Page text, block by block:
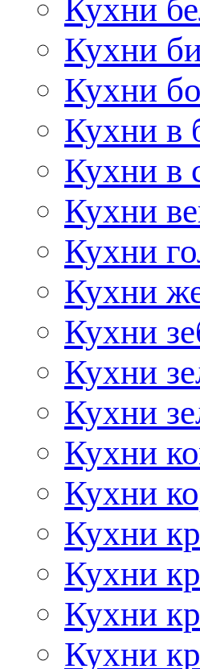
Кухни
Кухни
Кухни
Кухни в
Кухни в
Кухни
Кухни
Кухни
Кухни
Кухни
Кухни
Кухни
Кухни
Кухни
Кухни
Кухни
Кухни